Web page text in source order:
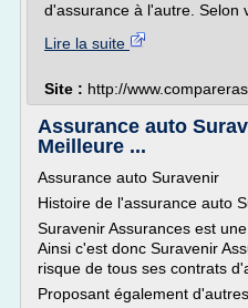
d'assurance à l'autre. Selon
Lire la suite
Site : http://
Assurance auto
Meilleure ...
Assurance auto Suravenir
Histoire de l'assurance auto
Suravenir Assurances est
Ainsi c'est donc Suravenir
risque de tous ses contrats
Proposant également